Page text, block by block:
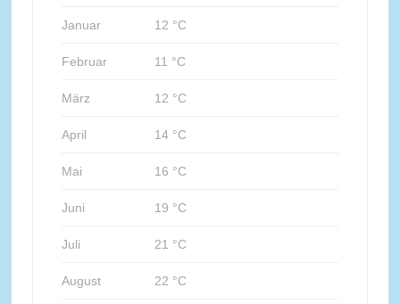
Januar 12 °C
Februar 11 °C
März 12 °C
April 14 °C
Mai 16 °C
Juni 19 °C
Juli 21 °C
August 22 °C